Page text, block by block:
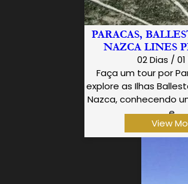
PARACAS,
NAZCA LINES
02 Dias /
Faça um tour por
explore as Ilhas
Nazca, conhecendo
e…
View